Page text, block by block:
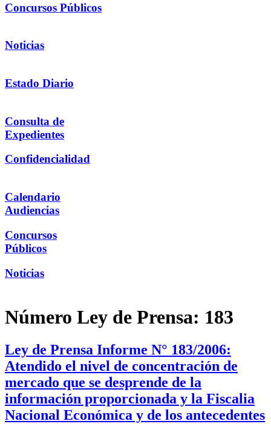
Concursos Públicos
Noticias
Estado Diario
Consulta de
Expedientes
Confidencialidad
Calendario
Audiencias
Concursos
Públicos
Noticias
Número Ley de Prensa: 183
Ley de Prensa Informe N° 183/2006:
Atendido el nivel de concentración de
mercado que se desprende de la
información proporcionada y la Fiscalia
Nacional Económica y de los antecedentes